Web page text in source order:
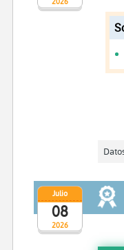
2026
Julio
08